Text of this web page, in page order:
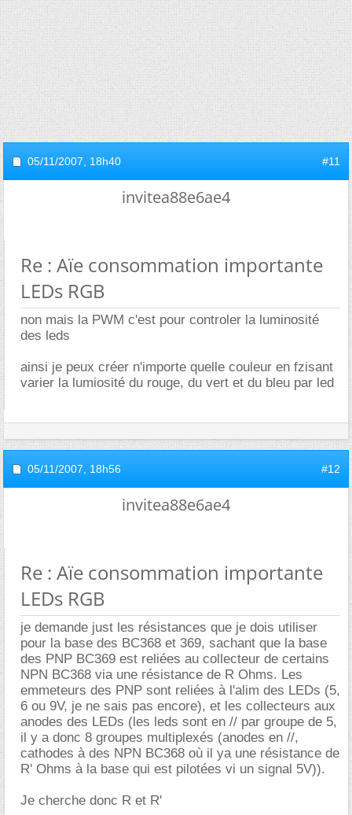
05/11/2007, 18h40 #11
invitea88e6ae4
Re : Aïe consommation importante
LEDs RGB
non mais la PWM c'est pour controler la luminosité
des leds
ainsi je peux créer n'importe quelle couleur en fzisant
varier la lumiosité du rouge, du vert et du bleu par led
05/11/2007, 18h56 #12
invitea88e6ae4
Re : Aïe consommation importante
LEDs RGB
je demande just les résistances que je dois utiliser
pour la base des BC368 et 369, sachant que la base
des PNP BC369 est reliées au collecteur de certains
NPN BC368 via une résistance de R Ohms. Les
emmeteurs des PNP sont reliées à l'alim des LEDs (5,
6 ou 9V, je ne sais pas encore), et les collecteurs aux
anodes des LEDs (les leds sont en // par groupe de 5,
il y a donc 8 groupes multiplexés (anodes en //,
cathodes à des NPN BC368 où il ya une résistance de
R' Ohms à la base qui est pilotées vi un signal 5V)).
Je cherche donc R et R'